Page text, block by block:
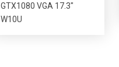
GTX1080 VGA 17.3″
W10U